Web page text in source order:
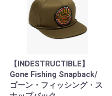
【INDESTRUCTIBLE】
Gone Fishing Snapback/
ゴーン・フィッシング・ス